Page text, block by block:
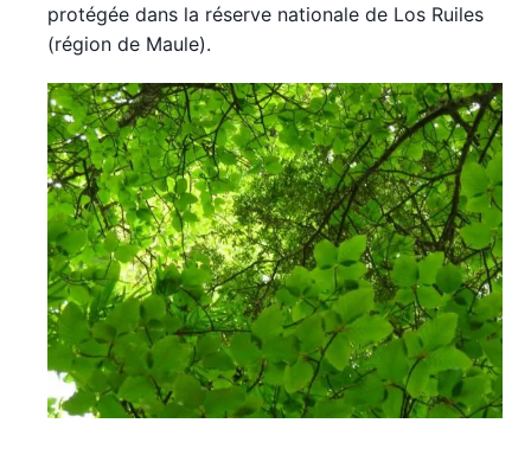
protégée dans la réserve nationale de Los Ruiles
(région de Maule).